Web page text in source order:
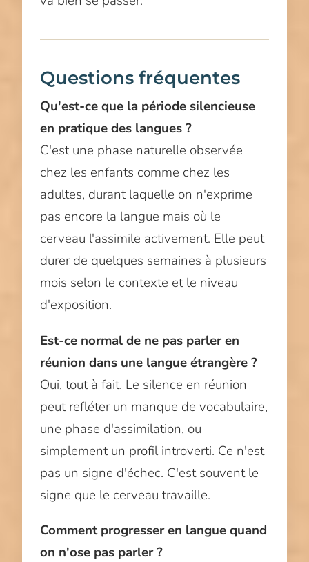
Questions fréquentes
Qu'est-ce que la période silencieuse
en pratique des langues ?
C'est une phase naturelle observée
chez les enfants comme chez les
adultes, durant laquelle on n'exprime
pas encore la langue mais où le
cerveau l'assimile activement. Elle peut
durer de quelques semaines à plusieurs
mois selon le contexte et le niveau
d'exposition.
Est-ce normal de ne pas parler en
réunion dans une langue étrangère ?
Oui, tout à fait. Le silence en réunion
peut refléter un manque de vocabulaire,
une phase d'assimilation, ou
simplement un profil introverti. Ce n'est
pas un signe d'échec. C'est souvent le
signe que le cerveau travaille.
Comment progresser en langue quand
on n'ose pas parler ?